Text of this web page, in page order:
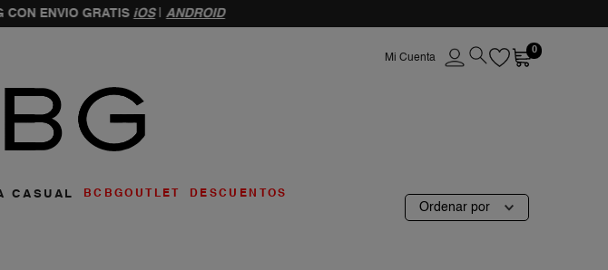
CON ENVIO GRATIS iOS| ANDROID
0
CASUAL BCBGOUTLET DESCUENTOS
Ordenar por